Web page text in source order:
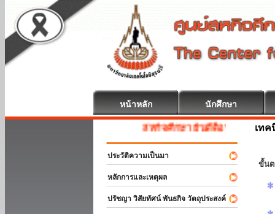
หน้าหลัก นักศึกษา
สหกิจศึกษา ยินดีต้อนรับ
ประวัติความเป็นมา
หลักการและเหตุผล
ปรัชญา วิสัยทัศน์ พันธกิจ วัตถุประสงค์
เทค
ขั้นต